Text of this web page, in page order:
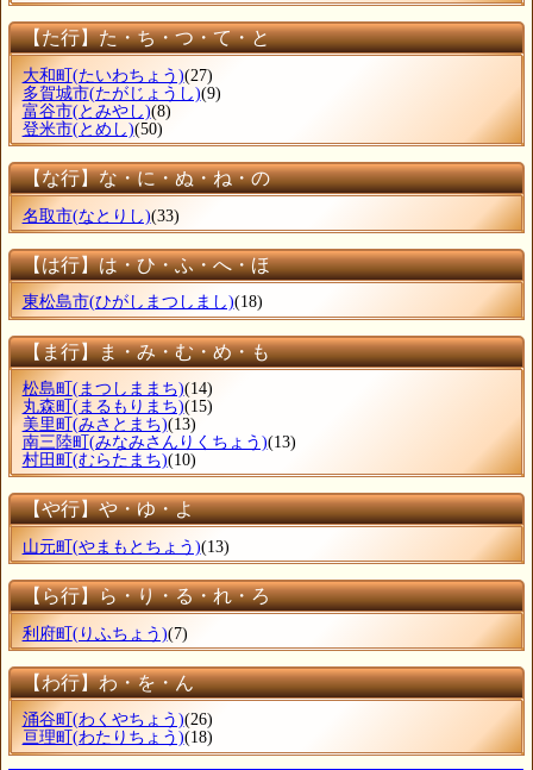
【た行】た・ち・つ・て・と
大和町 (たいわちょう)(27)
多賀城市(たがじょうし)(9)
富谷市(とみやし)(8)
登米市(とめし)(50)
【な行】な・に・ぬ・ね・の
名取市(なとりし)(33)
【は行】は・ひ・ふ・へ・ほ
東松島市(ひがしまつしまし)(18)
【ま行】ま・み・む・め・も
松島町 (まつしままち)(14)
丸森町 (まるもりまち)(15)
美里町 (みさとまち)(13)
南三陸町 (みなみさんりくちょう)(13)
村田町 (むらたまち)(10)
【や行】や・ゆ・よ
山元町 (やまもとちょう)(13)
【ら行】ら・り・る・れ・ろ
利府町(りふちょう)(7)
【わ行】わ・を・ん
涌谷町 (わくやちょう)(26)
亘理町 (わたりちょう)(18)